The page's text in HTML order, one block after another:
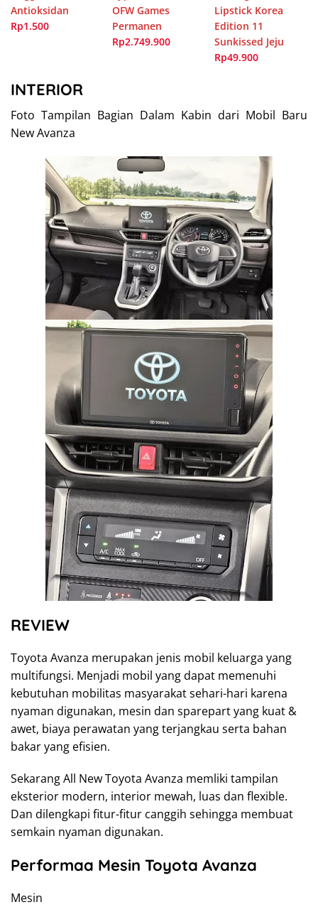
Antioksidan
Rp1.500
OFW Games
Permanen
Rp2.749.900
Lipstick Korea
Edition 11
Sunkissed Jeju
Rp49.900
INTERIOR
Foto Tampilan Bagian Dalam Kabin dari Mobil Baru
New Avanza
REVIEW
Toyota Avanza merupakan jenis mobil keluarga yang
multifungsi. Menjadi mobil yang dapat memenuhi
kebutuhan mobilitas masyarakat sehari-hari karena
nyaman digunakan, mesin dan sparepart yang kuat &
awet, biaya perawatan yang terjangkau serta bahan
bakar yang efisien.
Sekarang All New Toyota Avanza memliki tampilan
eksterior modern, interior mewah, luas dan flexible.
Dan dilengkapi fitur-fitur canggih sehingga membuat
semkain nyaman digunakan.
Performaa Mesin Toyota Avanza
Mesin